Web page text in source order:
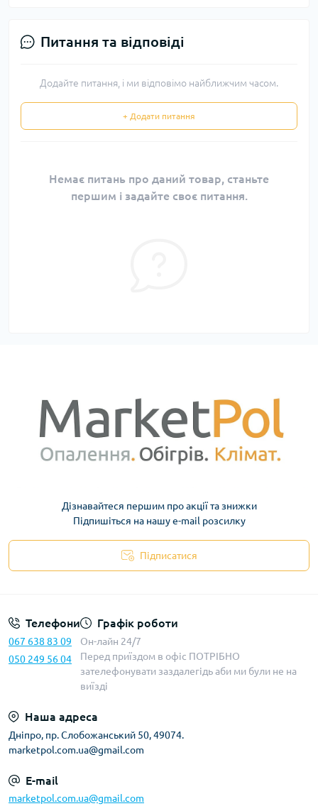
Питання та відповіді
Додайте питання, і ми відповімо найближчим часом.
+ Додати питання
Немає питань про даний товар, станьте
першим і задайте своє питання.
Дізнавайтеся першим про акції та знижки
Підпишіться на нашу e-mail розсилку
Підписатися
Телефони
067 638 83 09
050 249 56 04
Графік роботи
Он-лайн 24/7
Перед приїздом в офіс ПОТРІБНО
зателефонувати заздалегідь аби ми були не на
виїзді
Наша адреса
Дніпро, пр. Слобожанський 50, 49074.
marketpol.com.ua@gmail.com
E-mail
marketpol.com.ua@gmail.com